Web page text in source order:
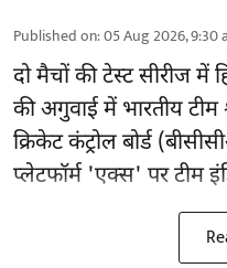
Published on:05 Aug 2026, 9:30
दो मैचों की टेस्ट सीरीज
की अगुवाई में भारतीय टीम
क्रिकेट कंट्रोल बोर्ड
प्लेटफॉर्म 'एक्स' पर टीम